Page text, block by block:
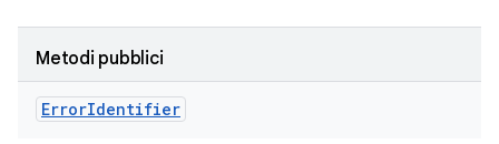
Metodi pubblici
ErrorIdentifier